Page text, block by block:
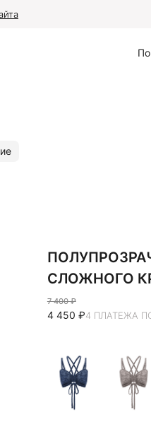
СЛОЖНОГО
7 400 ₽
4 450 ₽4 ПЛАТЕЖА